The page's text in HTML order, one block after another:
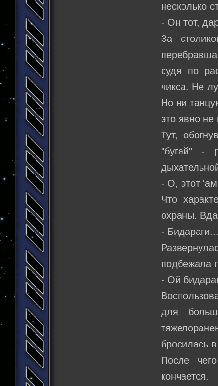
несколько
- Он тот,
За
судя по
чикса. Не
Но ни
это явно
Тут,
"бугай" -
- О, этот
Что
охраны.
-
подбежала
- Ой
для
бросилась
После
кончается.